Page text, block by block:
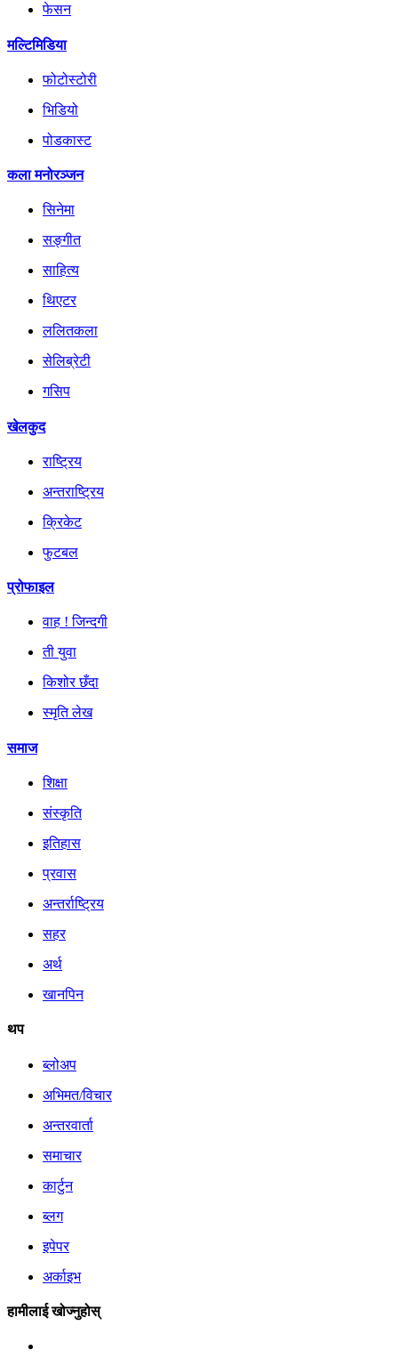
फेसन
मल्टिमिडिया
फोटोस्टोरी
भिडियो
पोडकास्ट
कला मनोरञ्जन
सिनेमा
सङ्गीत
साहित्य
थिएटर
ललितकला
सेलिब्रेटी
गसिप
खेलकुद
राष्ट्रिय
अन्तराष्ट्रिय
क्रिकेट
फुटबल
प्रोफाइल
वाह ! जिन्दगी
ती युवा
किशोर छँदा
स्मृति लेख
समाज
शिक्षा
संस्कृति
इतिहास
प्रवास
अन्तर्राष्ट्रिय
सहर
अर्थ
खानपिन
थप
ब्लोअप
अभिमत/विचार
अन्तरवार्ता
समाचार
कार्टुन
ब्लग
इपेपर
अर्काइभ
हामीलाई खोज्नुहोस्